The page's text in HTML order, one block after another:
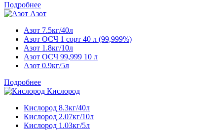
Подробнее
Азот
Азот 7.5кг/40л
Азот ОСЧ 1 сорт 40 л (99,999%)
Азот 1.8кг/10л
Азот ОСЧ 99,999 10 л
Азот 0.9кг/5л
Подробнее
Кислород
Кислород 8.3кг/40л
Кислород 2.07кг/10л
Кислород 1.03кг/5л